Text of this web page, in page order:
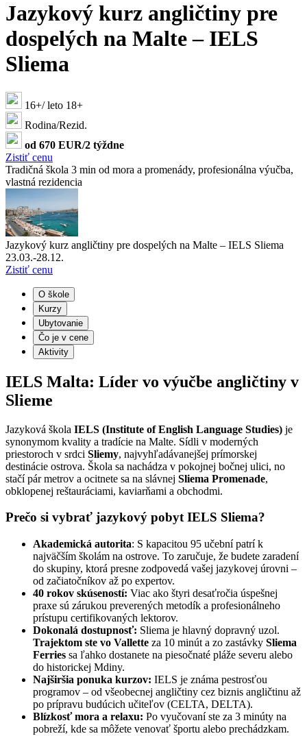
Jazykový kurz angličtiny pre
dospelých na Malte – IELS
Sliema
16+/ leto 18+
Rodina/Rezid.
od 670 EUR/2 týždne
Zistiť cenu
Tradičná škola 3 min od mora a promenády, profesionálna výučba,
vlastná rezidencia
Jazykový kurz angličtiny pre dospelých na Malte – IELS Sliema
23.03.-28.12.
Zistiť cenu
O škole
Kurzy
Ubytovanie
Čo je v cene
Aktivity
IELS Malta: Líder vo výučbe angličtiny v
Slieme
Jazyková škola IELS (Institute of English Language Studies) je
synonymom kvality a tradície na Malte. Sídli v moderných
priestoroch v srdci Sliemy, najvyhľadávanejšej prímorskej
destinácie ostrova. Škola sa nachádza v pokojnej bočnej ulici, no
stačí pár metrov a ocitnete sa na slávnej Sliema Promenade,
obklopenej reštauráciami, kaviarňami a obchodmi.
Prečo si vybrať jazykový pobyt IELS Sliema?
Akademická autorita: S kapacitou 95 učební patrí k
najväčším školám na ostrove. To zaručuje, že budete zaradení
do skupiny, ktorá presne zodpovedá vašej jazykovej úrovni –
od začiatočníkov až po expertov.
40 rokov skúseností: Viac ako štyri desaťročia úspešnej
praxe sú zárukou preverených metodík a profesionálneho
prístupu certifikovaných lektorov.
Dokonalá dostupnosť: Sliema je hlavný dopravný uzol.
Trajektom ste vo Vallette za 10 minút a zo zastávky Sliema
Ferries sa ľahko dostanete na piesočnaté pláže severu alebo
do historickej Mdiny.
Najširšia ponuka kurzov: IELS je známa pestrosťou
programov – od všeobecnej angličtiny cez biznis angličtinu až
po prípravu budúcich učiteľov (CELTA, DELTA).
Blízkosť mora a relaxu: Po vyučovaní ste za 3 minúty na
pobreží, kde sa môžete venovať športu alebo prechádzkam.